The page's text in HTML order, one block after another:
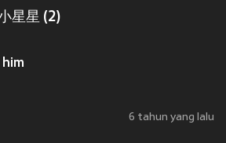
星星 (2)
6 tahun yang lalu